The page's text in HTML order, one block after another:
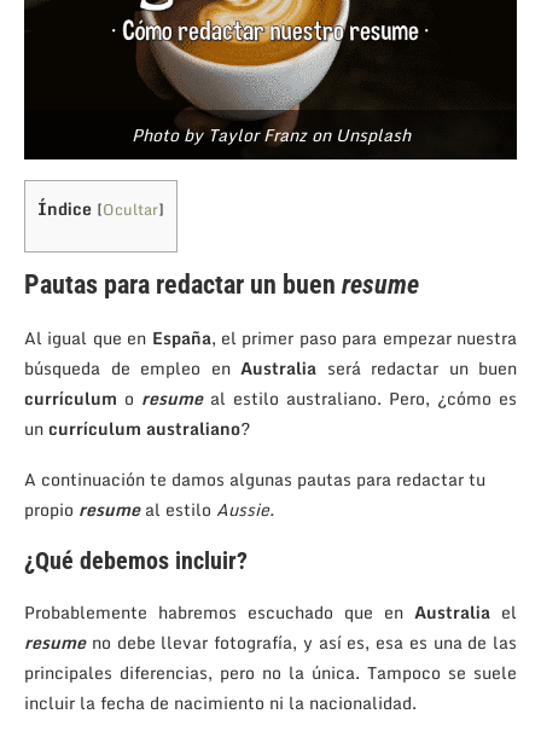
Photo by Taylor Franz on Unsplash
Índice [Ocultar]
Pautas para redactar un buen resume
Al igual que en España, el primer paso para empezar nuestra
búsqueda de empleo en Australia será redactar un buen
currículum o resumeal estilo australiano. Pero, ¿cómo es
uncurrículum australiano?
A continuación te damos algunas pautas para redactar tu
propio resume al estilo Aussie.
¿Qué debemos incluir?
Probablemente habremos escuchado que en Australia el
resumeno debe llevar fotografía, y así es, esa es una de las
principales diferencias, pero no la única. Tampoco se suele
incluir la fecha de nacimiento ni la nacionalidad.